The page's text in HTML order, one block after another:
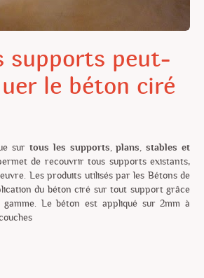
supports peut-
le béton ciré
sur tous les supports, plans, stables et
de recouvrir tous supports existants,
Les produits utilisés par les Bétons de
du béton ciré sur tout support grâce
Le béton est appliqué sur 2mm à